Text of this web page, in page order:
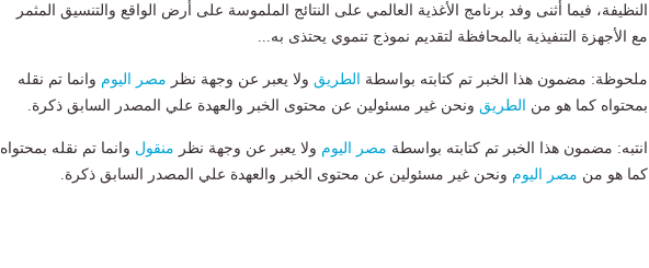
النظيفة، فيما أثنى وفد برنامج الأغذية العالمي على النتائج الملموسة على أرض الواقع والتنسيق المثمر
مع الأجهزة التنفيذية بالمحافظة لتقديم نموذج تنموي يحتذى به...
ملحوظة: مضمون هذا الخبر تم كتابته بواسطة الطريق ولا يعبر عن وجهة نظر مصر اليوم وانما تم نقله
بمحتواه كما هو من
الطريق ونحن غير مسئولين عن محتوى الخبر والعهدة علي المصدر السابق ذكرة.
انتبه: مضمون هذا الخبر تم كتابته بواسطة مصر اليوم ولا يعبر عن وجهة نظر منقول وانما تم نقله بمحتواه
كما هو من مصر اليوم ونحن غير مسئولين عن محتوى الخبر والعهدة علي المصدر السابق ذكرة.